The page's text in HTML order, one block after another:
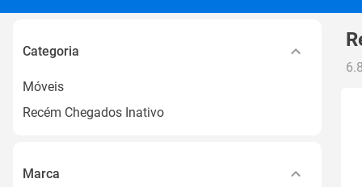
Categoria
Móveis
Recém Chegados Inativo
Marca